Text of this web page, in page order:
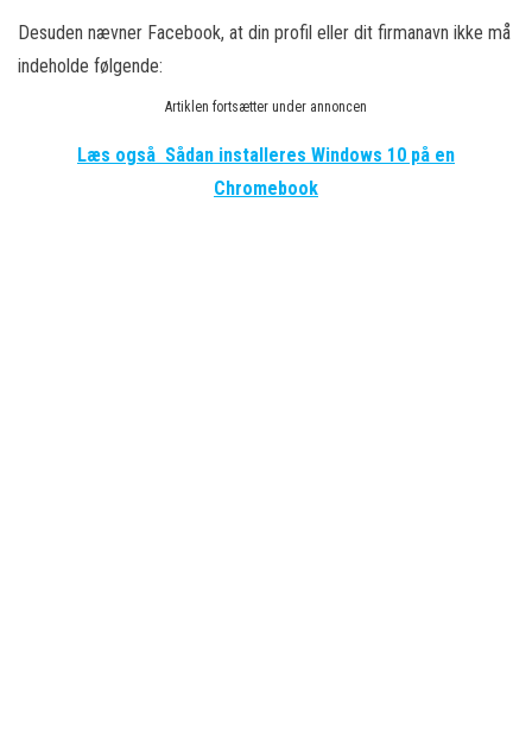
Desuden nævner Facebook, at din profil eller dit firmanavn ikke må
indeholde følgende:
Artiklen fortsætter under annoncen
Læs også Sådan installeres Windows 10 på en
Chromebook